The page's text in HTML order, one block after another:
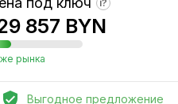
?
857 BYN
рынка
Выгодное предложение